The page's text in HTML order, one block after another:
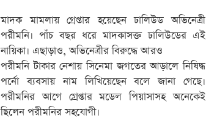
মাদক মামলায় গ্রেপ্তার হয়েছেন ঢালিউড অভিনেত্রী
পরীমনি। পাঁচ বছর ধরে মাদকাসক্ত ঢালিউডের এই
নায়িকা। এছাড়াও, অভিনেত্রীর বিরুদ্ধে আরও
পরীমনি টাকার নেশায় সিনেমা জগতের আড়ালে নিষিদ্ধ
পর্নো ব্যবসায় নাম লিখিয়েছেন বলে জানা গেছে।
পরীমনির আগে গ্রেপ্তার মডেল পিয়াসাসহ অনেকেই
ছিলেন পরীমনির সহযোগী।